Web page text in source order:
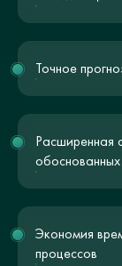
Точное
Расширенная
Экономия
процессов